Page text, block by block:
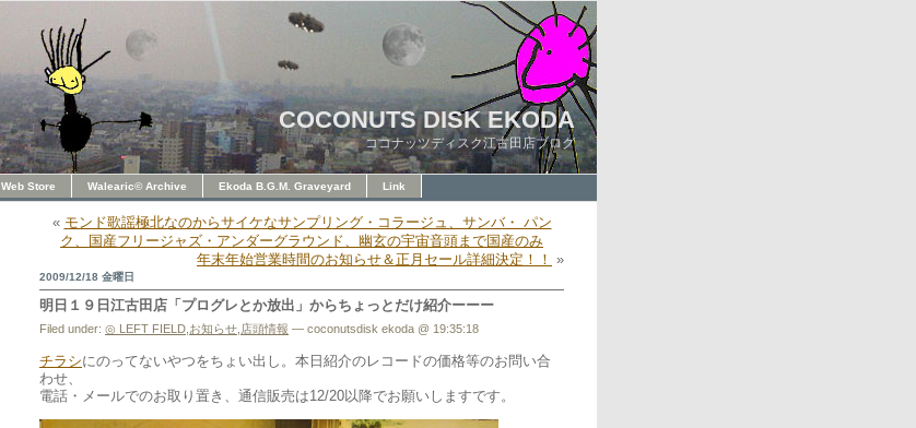
COCONUTS DISK EKODA
ココナッツディスク江古田店ブログ
Web Store Walearic© Archive Ekoda B.G.M. Graveyard Link
« モンド歌謡極北なのからサイケなサンプリング・コラージュ、サンバ・ パン
ク、国産フリージャズ・アンダーグラウンド、幽玄の宇宙音頭まで国産のみ
年末年始営業時間のお知らせ＆正月セール詳細決定！！ »
2009/12/18 金曜日
明日１９日江古田店「プログレとか放出」からちょっとだけ紹介ーーー
Filed under: ◎ LEFT FIELD お知らせ 店頭情報 — coconutsdisk ekoda @ 19:35:18
チラシにのってないやつをちょい出し。本日紹介のレコードの価格等のお問い合
わせ、
電話・メールでのお取り置き、通信販売は12/20以降でお願いしますです。